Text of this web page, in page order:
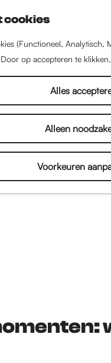
cookies
(Functioneel,
op accepteren te
Alles
Alleen
Voorkeuren